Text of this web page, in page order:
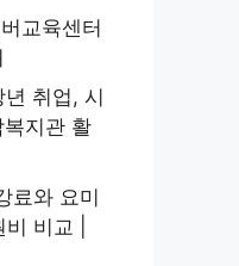
교육센터
취업, 시
지관 활
료와 요미
비교 |